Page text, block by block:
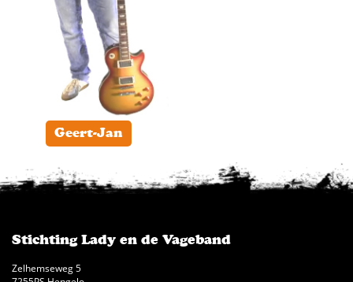
Geert-Jan
Stichting Lady en de Vageband
Zelhemseweg 5